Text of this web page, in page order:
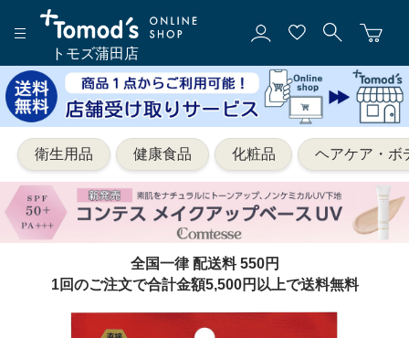
トモズ蒲田店
衛生用品 健康食品 化粧品 ヘアケア・ボ
全国一律 配送料 550円
1回のご注文で合計金額5,500円以上で送料無料